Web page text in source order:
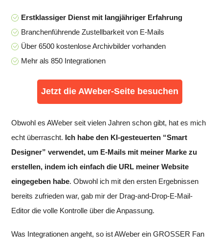
Erstklassiger Dienst mit langjähriger Erfahrung
Branchenführende Zustellbarkeit von E-Mails
Über 6500 kostenlose Archivbilder vorhanden
Mehr als 850 Integrationen
Jetzt die AWeber-Seite besuchen
Obwohl es AWeber seit vielen Jahren schon gibt, hat es mich
echt überrascht. Ich habe den KI-gesteuerten “Smart
Designer” verwendet, um E-Mails mit meiner Marke zu
erstellen, indem ich einfach die URL meiner Website
eingegeben habe. Obwohl ich mit den ersten Ergebnissen
bereits zufrieden war, gab mir der Drag-and-Drop-E-Mail-
Editor die volle Kontrolle über die Anpassung.
Was Integrationen angeht, so ist AWeber ein GROSSER Fan